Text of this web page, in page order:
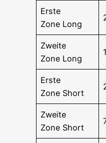
Ers­te
Zone Long
Zwei­te
Zone Long
Ers­te
Zone Short
Zwei­te
Zone Short